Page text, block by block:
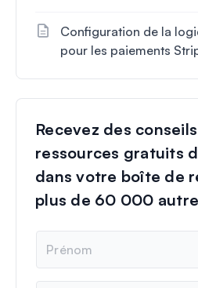
Configuration de la
pour les paiements
Recevez des
ressources gratuits
dans votre boîte de
plus de 60 000
m